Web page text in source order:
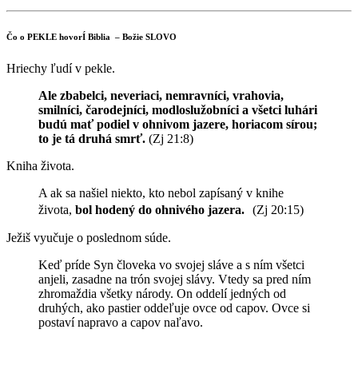
Čo o PEKLE hovorÍ Biblia – Božie SLOVO
Hriechy ľudí v pekle.
Ale zbabelci, neveriaci, nemravníci, vrahovia,
smilníci, čarodejníci, modloslužobníci a všetci luhári
budú mať podiel v ohnivom jazere, horiacom sírou;
to je tá druhá smrť. (Zj 21:8)
Kniha života.
A ak sa našiel niekto, kto nebol zapísaný v knihe
života, bol hodený do ohnivého jazera. (Zj 20:15)
Ježiš vyučuje o poslednom súde.
Keď príde Syn človeka vo svojej sláve a s ním všetci
anjeli, zasadne na trón svojej slávy. Vtedy sa pred ním
zhromaždia všetky národy. On oddelí jedných od
druhých, ako pastier oddeľuje ovce od capov. Ovce si
postaví napravo a capov naľavo.